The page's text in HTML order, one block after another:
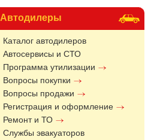
Автодилеры
Каталог автодилеров
Автосервисы и СТО
Программа утилизации
Вопросы покупки
Вопросы продажи
Регистрация и оформление
Ремонт и ТО
Службы эвакуаторов